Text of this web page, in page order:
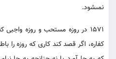
نمى‏شود.
1571 در روزه مستحب و روزه
كفاره، اگر قصد كند كارى كه روزه را